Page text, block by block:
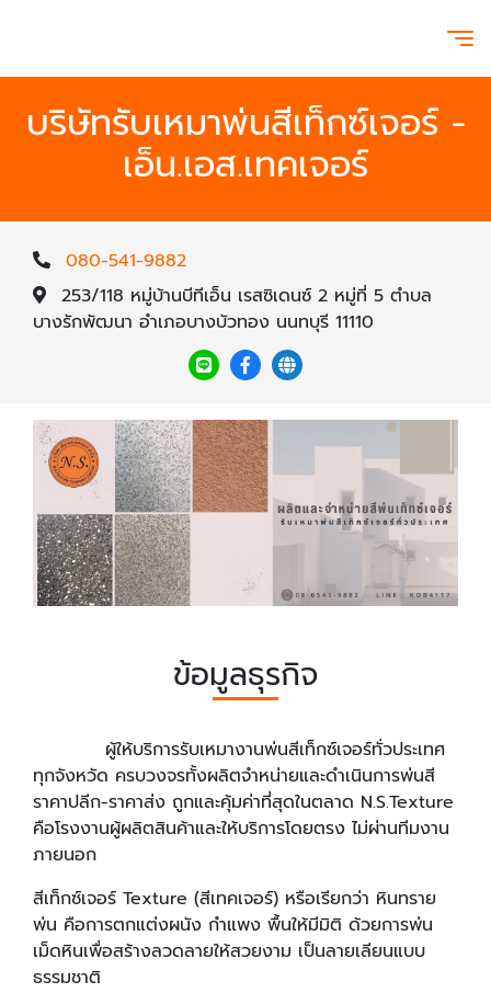
บริษัทรับเหมาพ่นสีเท็กซ์เจอร์ -
เอ็น.เอส.เทคเจอร์
080-541-9882
253/118 หมู่บ้านบีทีเอ็น เรสซิเดนซ์ 2 หมู่ที่ 5 ตำบล
บางรักพัฒนา อำเภอบางบัวทอง นนทบุรี 11110
ข้อมูลธุรกิจ
ผู้ให้บริการรับเหมางานพ่นสีเท็กซ์เจอร์ทั่วประเทศ
ทุกจังหวัด ครบวงจรทั้งผลิตจำหน่ายและดำเนินการพ่นสี
ราคาปลีก-ราคาส่ง ถูกและคุ้มค่าที่สุดในตลาด N.S.Texture
คือโรงงานผู้ผลิตสินค้าและให้บริการโดยตรง ไม่ผ่านทีมงาน
ภายนอก
สีเท็กซ์เจอร์ Texture (สีเทคเจอร์) หรือเรียกว่า หินทราย
พ่น คือการตกแต่งผนัง กำแพง พื้นให้มีมิติ ด้วยการพ่น
เม็ดหินเพื่อสร้างลวดลายให้สวยงาม เป็นลายเลียนแบบ
ธรรมชาติ